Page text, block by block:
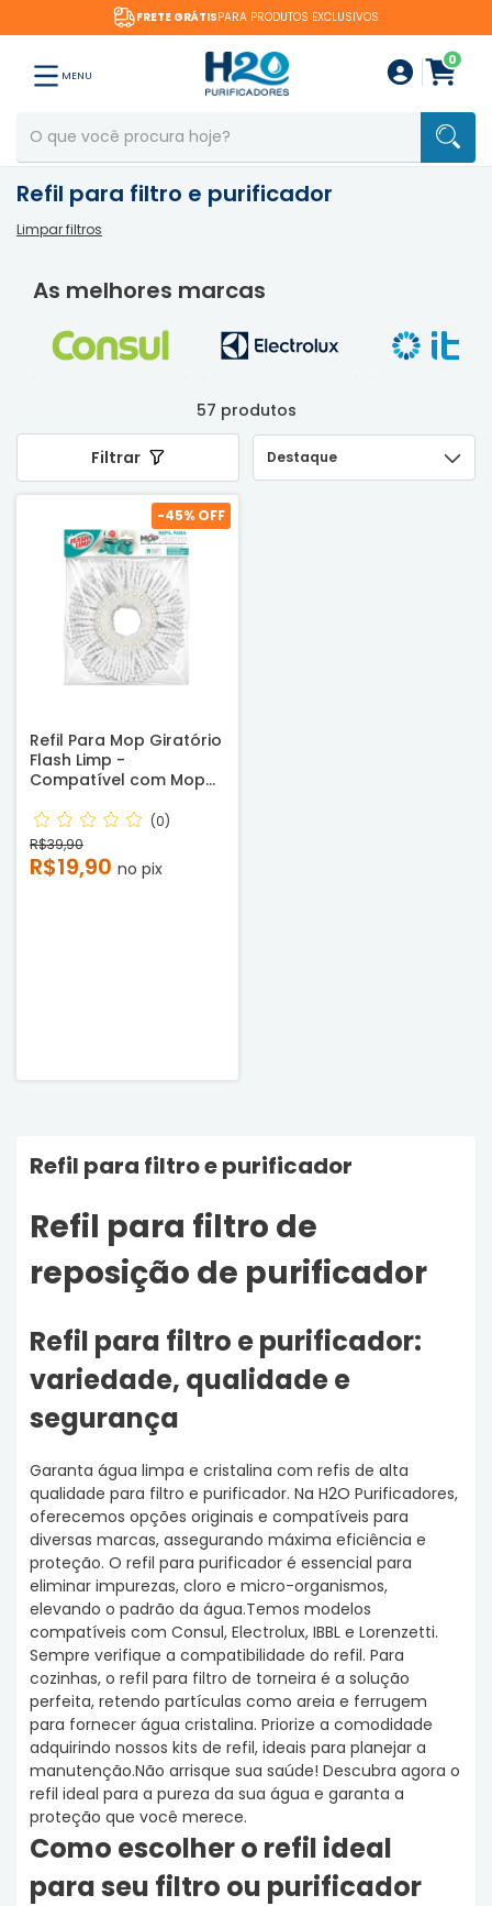
FRETE GRÁTISPARA PRODUTOS EXCLUSIVOS
MENU
0
Refil para filtro e purificador
Limpar filtros
As melhores marcas
57 produtos
Filtrar
-45% OFF
Refil Para Mop Giratório
Flash Limp -
Compatível com Mop
1 | Microfibra Lavável e
Alta Absorção
(0)
R$39,90
R$19,90 no pix
Refil para filtro e purificador
Refil para filtro de
reposição de purificador
Refil para filtro e purificador:
variedade, qualidade e
segurança
Garanta água limpa e cristalina com refis de alta
qualidade para filtro e purificador. Na H2O Purificadores,
oferecemos opções originais e compatíveis para
diversas marcas, assegurando máxima eficiência e
proteção. O refil para purificador é essencial para
eliminar impurezas, cloro e micro-organismos,
elevando o padrão da água.Temos modelos
compatíveis com Consul, Electrolux, IBBL e Lorenzetti.
Sempre verifique a compatibilidade do refil. Para
cozinhas, o refil para filtro de torneira é a solução
perfeita, retendo partículas como areia e ferrugem
para fornecer água cristalina. Priorize a comodidade
adquirindo nossos kits de refil, ideais para planejar a
manutenção.Não arrisque sua saúde! Descubra agora o
refil ideal para a pureza da sua água e garanta a
proteção que você merece.
Como escolher o refil ideal
para seu filtro ou purificador